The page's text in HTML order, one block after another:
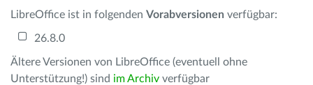
LibreOffice ist in folgenden Vorabversionen verfügbar:
26.8.0
Ältere Versionen von LibreOffice (eventuell ohne
Unterstützung!) sind im Archiv verfügbar